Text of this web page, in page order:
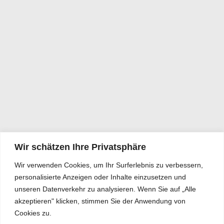
Wir schätzen Ihre Privatsphäre
Wir verwenden Cookies, um Ihr Surferlebnis zu verbessern,
personalisierte Anzeigen oder Inhalte einzusetzen und
unseren Datenverkehr zu analysieren. Wenn Sie auf „Alle
akzeptieren" klicken, stimmen Sie der Anwendung von
Cookies zu.